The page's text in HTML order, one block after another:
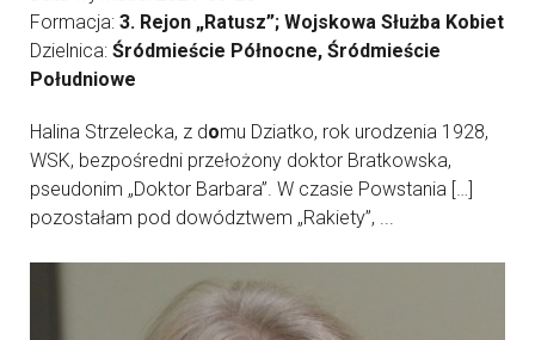
Formacja: 3. Rejon „Ratusz”; Wojskowa Służba Kobiet
Dzielnica: Śródmieście Północne, Śródmieście
Południowe
Halina Strzelecka, z domu Dziatko, rok urodzenia 1928,
WSK, bezpośredni przełożony doktor Bratkowska,
pseudonim „Doktor Barbara”. W czasie Powstania […]
pozostałam pod dowództwem „Rakiety”, ...